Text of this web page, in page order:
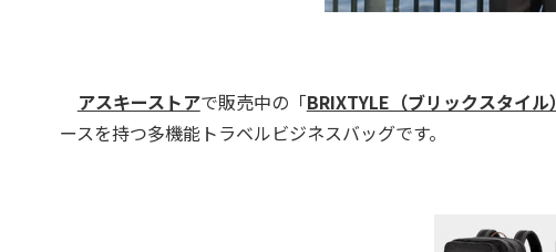
アスキーストアで販売中の「BRIXTYLE（ブリックスタイル）
ースを持つ多機能トラベルビジネスバッグです。